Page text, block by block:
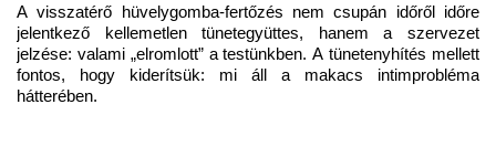
A visszatérő hüvelygomba-fertőzés nem csupán időről időre
jelentkező kellemetlen tünetegyüttes, hanem a szervezet
jelzése: valami „elromlott” a testünkben. A tünetenyhítés mellett
fontos, hogy kiderítsük: mi áll a makacs intimprobléma
hátterében.